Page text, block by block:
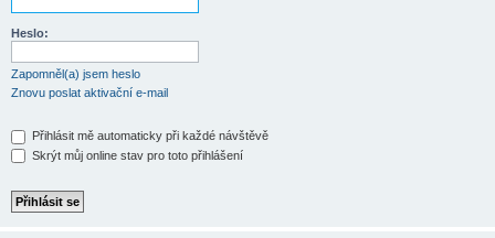
Heslo:
Zapomněl(a) jsem heslo
Znovu poslat aktivační e-mail
Přihlásit mě automaticky při každé návštěvě
Skrýt můj online stav pro toto přihlášení